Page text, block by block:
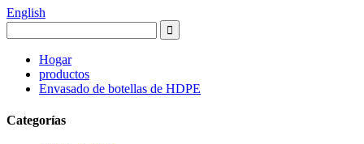
English
Hogar
productos
Envasado de botellas de HDPE
Categorías